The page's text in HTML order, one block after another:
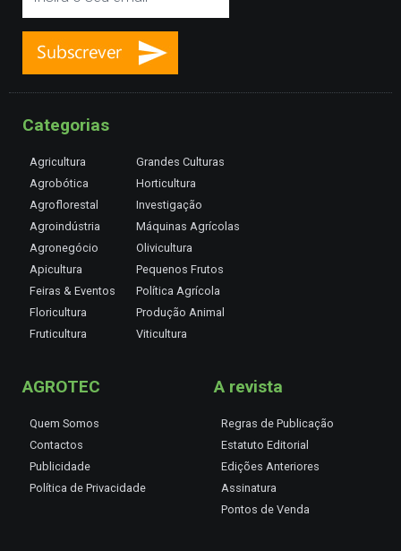
Categorias
Agricultura
Agrobótica
Agroflorestal
Agroindústria
Agronegócio
Apicultura
Feiras & Eventos
Floricultura
Fruticultura
Grandes Culturas
Horticultura
Investigação
Máquinas Agrícolas
Olivicultura
Pequenos Frutos
Política Agrícola
Produção Animal
Viticultura
AGROTEC
Quem Somos
Contactos
Publicidade
Política de Privacidade
A revista
Regras de Publicação
Estatuto Editorial
Edições Anteriores
Assinatura
Pontos de Venda